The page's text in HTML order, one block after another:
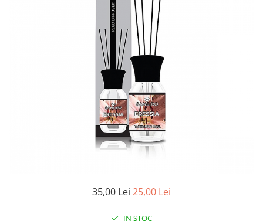
35,00 Lei25,00 Lei
IN STOC